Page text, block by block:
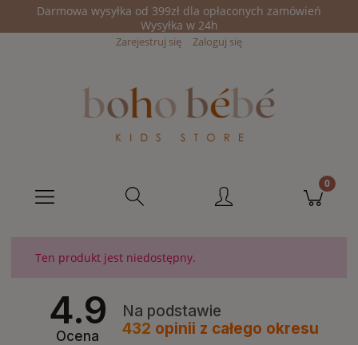
Darmowa wysyłka od 399zł dla opłaconych zamówień
Wysyłka w 24h
Zarejestruj się Zaloguj się
Ten produkt jest niedostępny.
4.9
Ocena
Na podstawie
432 opinii z całego okresu